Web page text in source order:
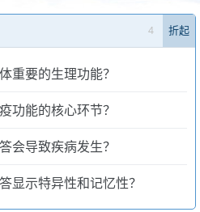
4 折起
重要的生理功能？
功能的核心环节？
会导致疾病发生？
显示特异性和记忆性？